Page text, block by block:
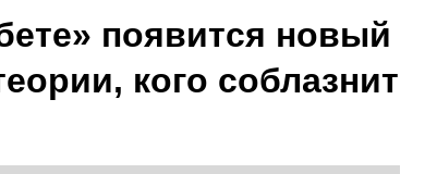
появится новый
кого соблазнит